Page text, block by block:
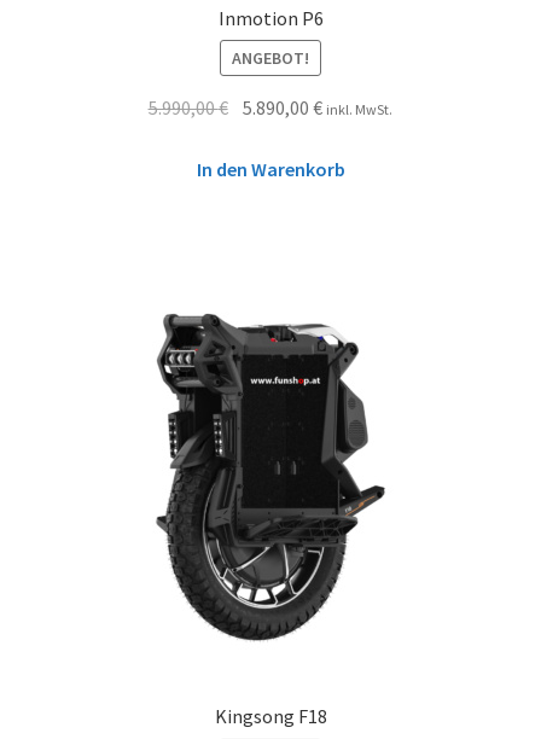
Inmotion P6
ANGEBOT!
5.990,00€ 5.890,00€ inkl. MwSt.
In den Warenkorb
Kingsong F18